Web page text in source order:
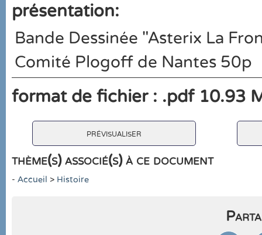
présentation:
Bande Dessinée "Asterix La
Comité Plogoff de Nantes 50p
format de fichier : .pdf 10.93
prévisualiser
thème(s) associé(s) à ce document
- Accueil > Histoire